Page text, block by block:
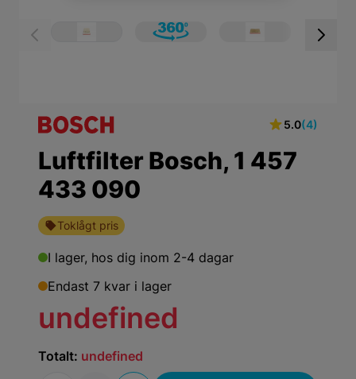
View larger image
View larger image
View larger
5.0(4)
Luftfilter Bosch, 1 457
433 090
Toklågt pris
I lager, hos dig inom 2-4 dagar
Endast 7 kvar i lager
Totalt: undefined
undefined